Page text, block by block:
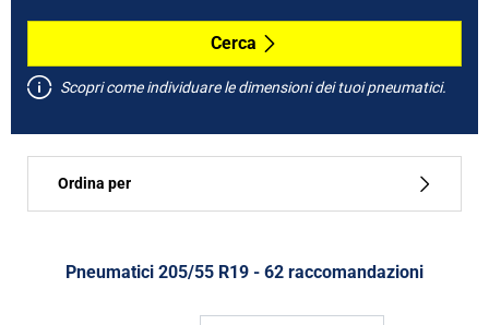
Tutte le marche
Tipo di vettura
Run flat
Cerca
Scopri come individuare le dimensioni dei tuoi pneumatici.
Ordina per
Tipo di pneumatico
Pneumatici ‎205/55 R19 - 62 raccomandazioni